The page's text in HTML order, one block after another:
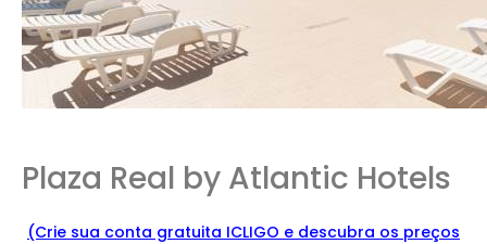
Plaza Real by Atlantic Hotels
(Crie sua conta gratuita ICLIGO e descubra os preços